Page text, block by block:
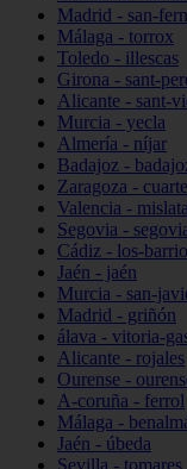
Madrid - san-
Málaga - torrox
Toledo - illescas
Girona - sant-
Alicante - sant-
Murcia - yecla
Almería - níjar
Badajoz -
Zaragoza -
Valencia - mislata
Segovia -
Cádiz - los-
Jaén - jaén
Murcia - san-
Madrid - griñón
álava - vitoria-
Alicante - rojales
Ourense -
A-coruña - ferrol
Málaga -
Jaén - úbeda
Sevilla - tomares